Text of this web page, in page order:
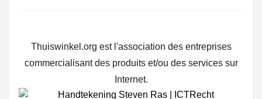
Thuiswinkel.org est l'association des entreprises
commercialisant des produits et/ou des services sur
Internet.